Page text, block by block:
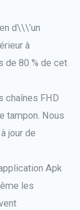
d\\\’un
à
de 80 % de cet
chaînes FHD
tampon. Nous
jour de
Apk
les